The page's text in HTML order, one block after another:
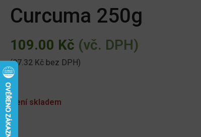
Curcuma 250g
109.00 Kč (vč. DPH)
(97.32 Kč bez DPH)
Není skladem